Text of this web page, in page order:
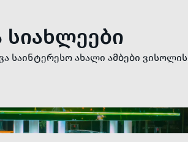
სიახლეები
საინტერესო ახალი ამბები